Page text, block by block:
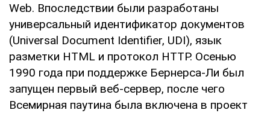
Web. Впоследствии были разработаны
универсальный идентификатор документов
(Universal Document Identifier, UDI), язык
разметки HTML и протокол HTTP. Осенью
1990 года при поддержке Бернерса-Ли был
запущен первый веб-сервер, после чего
Всемирная паутина была включена в проект